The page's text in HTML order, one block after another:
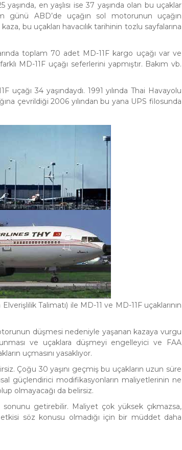
en yaşlısı ise 37 yaşında olan bu uçaklar
günü ABD’de uçağın sol motorunun uçağın
bu uçakları havacılık tarihinin tozlu sayfalarına
toplam 70 adet MD-11F kargo uçağı var ve
MD-11F uçağı seferlerini yapmıştır. Bakım vb.
34 yaşındaydı. 1991 yılında Thai Havayolu
çevrildiği 2006 yılından bu yana UPS filosunda
Talimatı) ile MD-11 ve MD-11F uçaklarının
düşmesi nedeniyle yaşanan kazaya vurgu
ve uçaklara düşmeyi engelleyici ve FAA
uçmasını yasaklıyor.
Çoğu 30 yaşını geçmiş bu uçakların uzun süre
güçlendirici modifikasyonların maliyetlerinin ne
olmayacağı da belirsiz.
sonunu getirebilir. Maliyet çok yüksek çıkmazsa,
söz konusu olmadığı için bir müddet daha